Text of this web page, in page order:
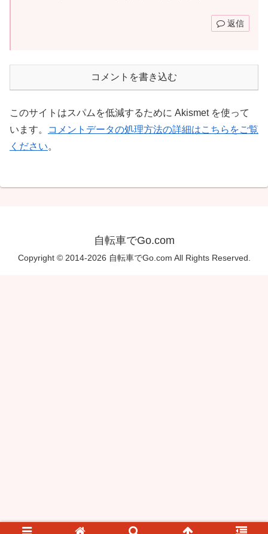
返信
コメントを書き込む
このサイトはスパムを低減するために Akismet を使って
います。
コメントデータの処理方法の詳細はこちらをご覧
ください。
自転車でGo.com
Copyright © 2014-2026 自転車でGo.com All Rights Reserved.